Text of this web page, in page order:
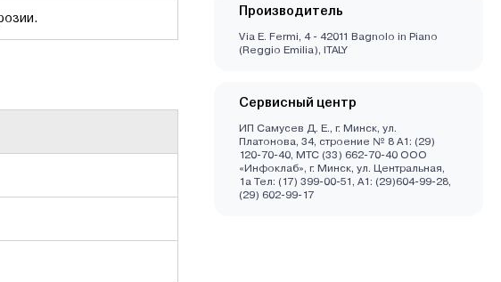
Производитель
Via E. Fermi, 4 - 42011 Bagnolo in Piano
(Reggio Emilia), ITALY
Сервисный центр
ИП Самусев Д. Е., г. Минск, ул.
Платонова, 34, строение № 8 А1: (29)
120-70-40, МТС (33) 662-70-40 ООО
«Инфоклаб», г. Минск, ул. Центральная,
1а Тел: (17) 399-00-51, А1: (29)604-99-28,
(29) 602-99-17